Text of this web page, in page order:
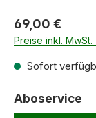
69,00 €
Preise inkl.
Sofort
Aboservice